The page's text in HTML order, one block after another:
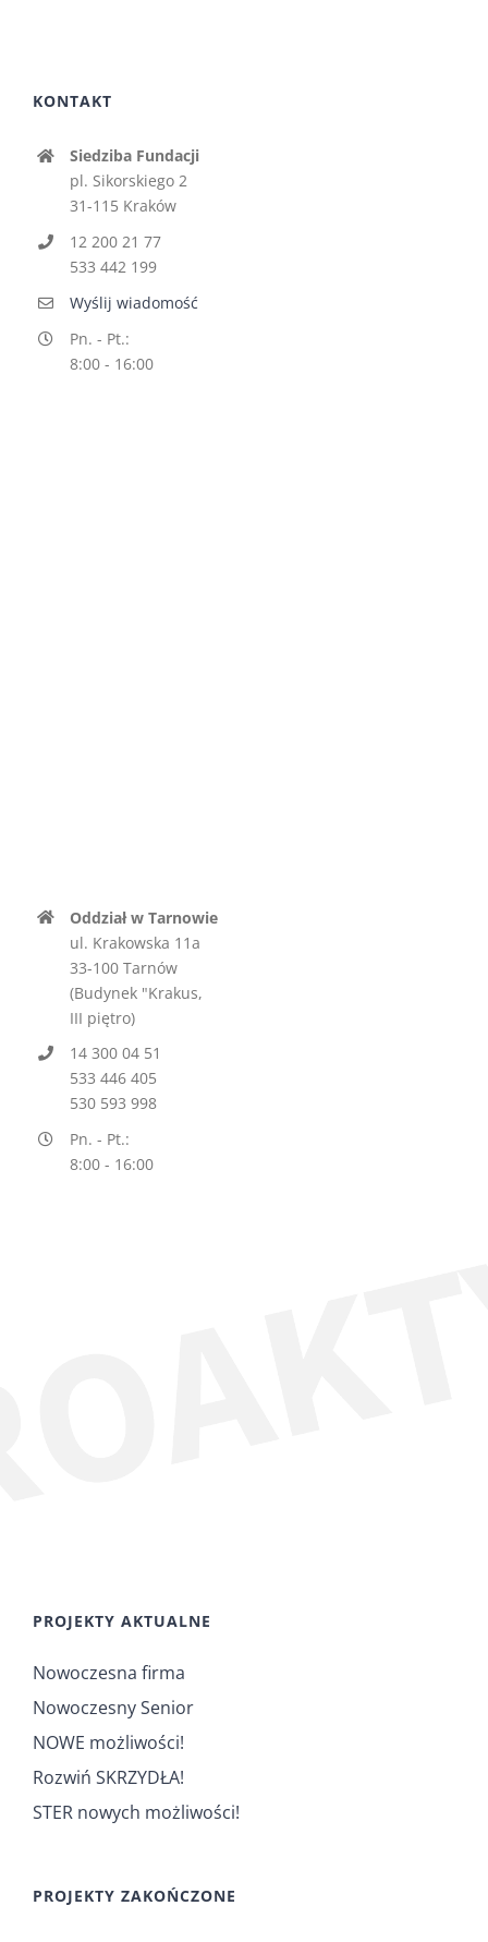
KONTAKT
Siedziba Fundacji
pl. Sikorskiego 2
31-115 Kraków
12 200 21 77
533 442 199
Wyślij wiadomość
Pn. - Pt.:
8:00 - 16:00
Oddział w Tarnowie
ul. Krakowska 11a
33-100 Tarnów
(Budynek "Krakus,
III piętro)
14 300 04 51
533 446 405
530 593 998
Pn. - Pt.:
8:00 - 16:00
PROJEKTY AKTUALNE
Nowoczesna firma
Nowoczesny Senior
NOWE możliwości!
Rozwiń SKRZYDŁA!
STER nowych możliwości!
PROJEKTY ZAKOŃCZONE